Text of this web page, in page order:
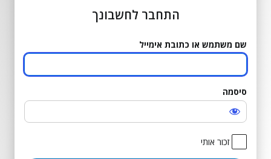
התחבר
התחבר לחשבונך
שם משתמש או כתובת אימייל
סיסמה
זכור אותי